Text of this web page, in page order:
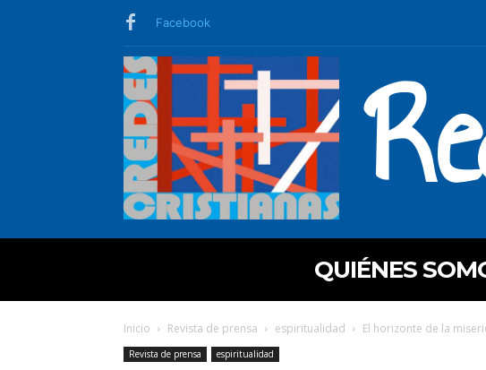
Facebook
QUIÉNES
Inicio Revista de prensa espiritualidad El horizonte de la
Revista de prensa espiritualidad